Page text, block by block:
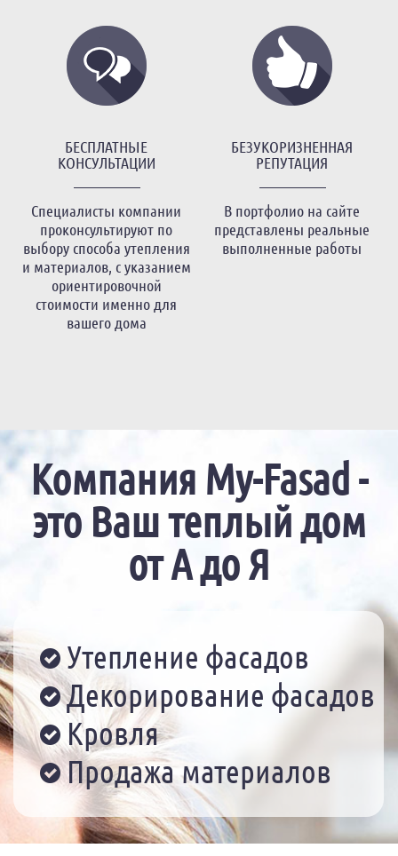
БЕСПЛАТНЫЕ
КОНСУЛЬТАЦИИ
Специалисты компании
проконсультируют по
выбору способа утепления
и материалов, с указанием
ориентировочной
стоимости именно для
вашего дома
БЕЗУКОРИЗНЕННАЯ
РЕПУТАЦИЯ
В портфолио на сайте
представлены реальные
выполненные работы
Компания My-Fasad -
это Ваш теплый дом
от А до Я
Утепление фасадов
Декорирование фасадов
Кровля
Продажа материалов